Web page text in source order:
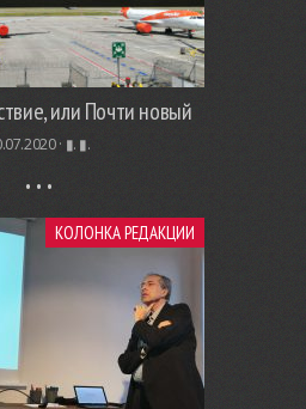
или Почти новый
· ▮. ▮.
КОЛОНКА РЕДАКЦИИ